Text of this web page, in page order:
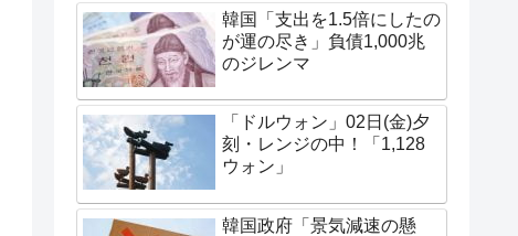
韓国「支出を1.5倍にしたの
が運の尽き」負債1,000兆
のジレンマ
「ドルウォン」02日(金)夕
刻・レンジの中！「1,128
ウォン」
韓国政府「景気減速の懸